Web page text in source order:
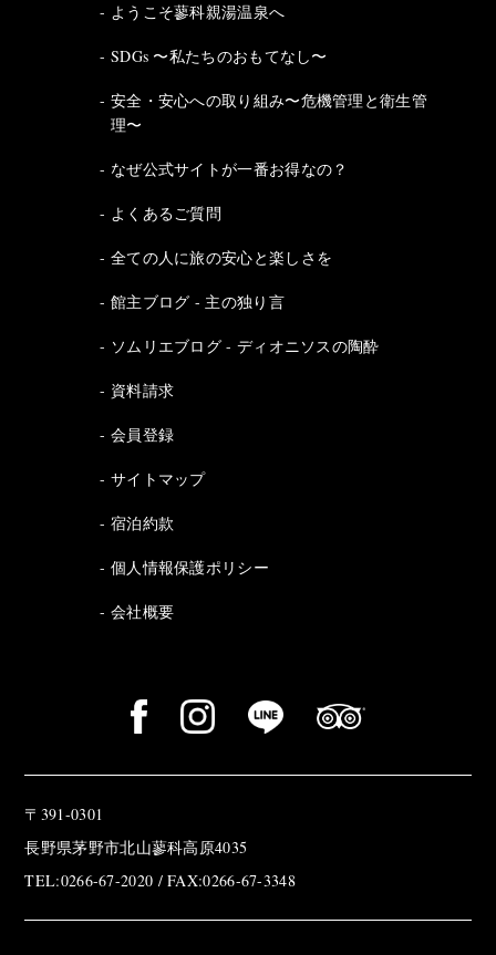
ようこそ蓼科親湯温泉へ
SDGs 〜私たちのおもてなし〜
安全・安心への取り組み〜危機管理と衛生管
理〜
なぜ公式サイトが一番お得なの？
よくあるご質問
全ての人に旅の安心と楽しさを
館主ブログ - 主の独り言
ソムリエブログ - ディオニソスの陶酔
資料請求
会員登録
サイトマップ
宿泊約款
個人情報保護ポリシー
会社概要
〒391-0301
長野県茅野市北山蓼科高原4035
TEL:0266-67-2020 / FAX:0266-67-3348